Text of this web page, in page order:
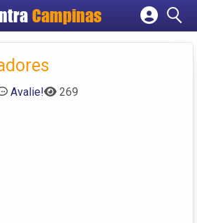
Campinas
Cadastrar empresa
Criar conta
Avalie! 269